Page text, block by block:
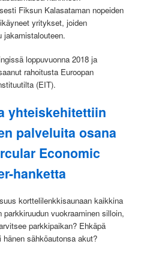
Fiksun Kalasataman nopeiden
yritykset, joiden
jakamistalouteen.
loppuvuonna 2018 ja
rahoitusta Euroopan
(EIT).
yhteiskehitettiin
palveluita osana
Economic
hanketta
korttelilenkkisaunaan kaikkina
parkkiruudun vuokraaminen silloin,
parkkipaikan? Ehkäpä
sähköautonsa akut?